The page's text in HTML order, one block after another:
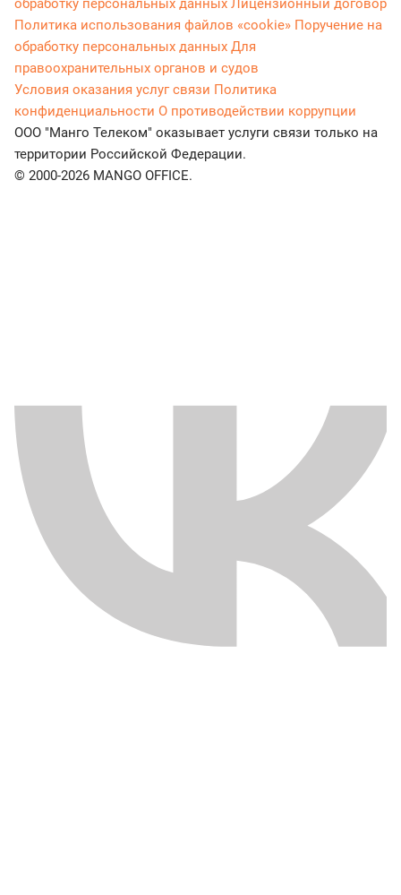
обработку персональных данных Лицензионный договор
Политика использования файлов «cookie» Поручение на
обработку персональных данных Для
правоохранительных органов и судов
Условия оказания услуг связи Политика
конфиденциальности О противодействии коррупции
ООО "Манго Телеком" оказывает услуги связи только на
территории Российской Федерации.
© 2000-2026 MANGO OFFICE.